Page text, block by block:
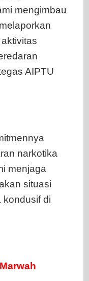
mengimbau
AIPTU
narkotika
menjaga
situasi
kondusif di